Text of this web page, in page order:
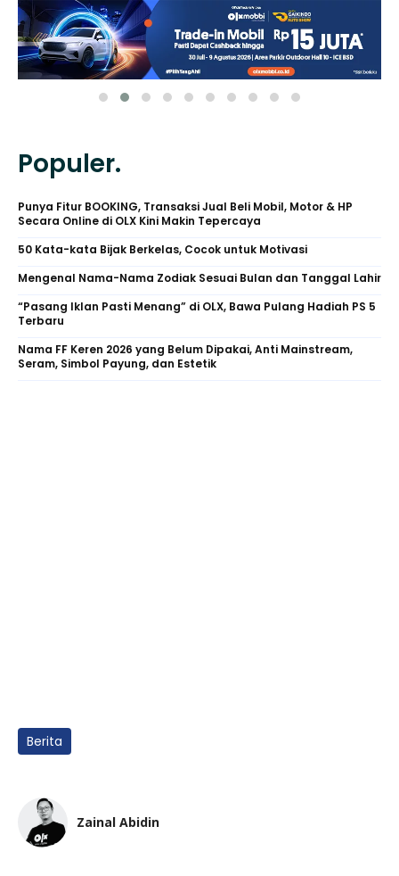
Populer.
Punya Fitur BOOKING, Transaksi Jual Beli Mobil, Motor & HP
Secara Online di OLX Kini Makin Tepercaya
50 Kata-kata Bijak Berkelas, Cocok untuk Motivasi
Mengenal Nama-Nama Zodiak Sesuai Bulan dan Tanggal Lahir
“Pasang Iklan Pasti Menang” di OLX, Bawa Pulang Hadiah PS 5
Terbaru
Nama FF Keren 2026 yang Belum Dipakai, Anti Mainstream,
Seram, Simbol Payung, dan Estetik
Berita
Zainal Abidin